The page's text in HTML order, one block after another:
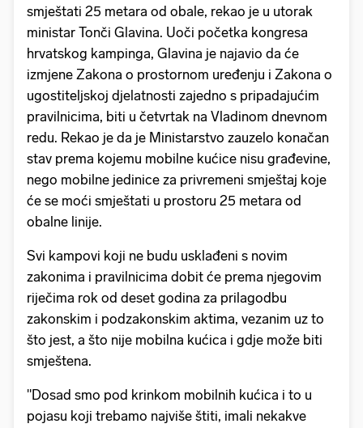
smještati 25 metara od obale, rekao je u utorak
ministar Tonči Glavina. Uoči početka kongresa
hrvatskog kampinga, Glavina je najavio da će
izmjene Zakona o prostornom uređenju i Zakona o
ugostiteljskoj djelatnosti zajedno s pripadajućim
pravilnicima, biti u četvrtak na Vladinom dnevnom
redu. Rekao je da je Ministarstvo zauzelo konačan
stav prema kojemu mobilne kućice nisu građevine,
nego mobilne jedinice za privremeni smještaj koje
će se moći smještati u prostoru 25 metara od
obalne linije.
Svi kampovi koji ne budu usklađeni s novim
zakonima i pravilnicima dobit će prema njegovim
riječima rok od deset godina za prilagodbu
zakonskim i podzakonskim aktima, vezanim uz to
što jest, a što nije mobilna kućica i gdje može biti
smještena.
"Dosad smo pod krinkom mobilnih kućica i to u
pojasu koji trebamo najviše štiti, imali nekakve